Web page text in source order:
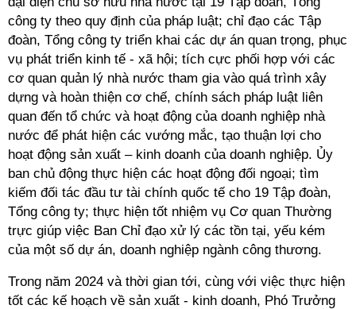
công ty theo quy định của pháp luật; chỉ đạo các Tập
đoàn, Tổng công ty triển khai các dự án quan trọng, phục
vụ phát triển kinh tế - xã hội; tích cực phối hợp với các
cơ quan quản lý nhà nước tham gia vào quá trình xây
dựng và hoàn thiện cơ chế, chính sách pháp luật liên
quan đến tổ chức và hoạt động của doanh nghiệp nhà
nước để phát hiện các vướng mắc, tạo thuận lợi cho
hoạt động sản xuất – kinh doanh của doanh nghiệp. Ủy
ban chủ động thực hiện các hoạt động đối ngoại; tìm
kiếm đối tác đầu tư tài chính quốc tế cho 19 Tập đoàn,
Tổng công ty; thực hiện tốt nhiệm vụ Cơ quan Thường
trực giúp việc Ban Chỉ đạo xử lý các tồn tại, yếu kém
của một số dự án, doanh nghiệp ngành công thương.
Trong năm 2024 và thời gian tới, cùng với việc thực hiện
tốt các kế hoạch về sản xuất - kinh doanh, Phó Trưởng